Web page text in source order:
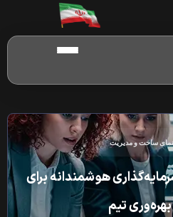
ساخت و مدیریت
هوشمندانه برای
تیم